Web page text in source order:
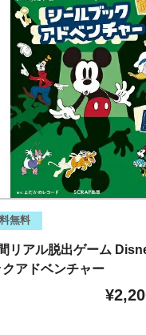
無料
リアル脱出ゲーム
クアドベンチャー
¥